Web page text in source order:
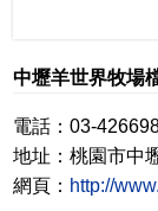
中壢羊世界牧場
電話：03-
地址：桃園市中
網頁： http://